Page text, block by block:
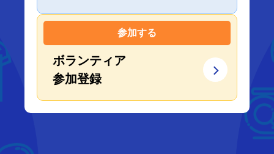
参加する
ボランティア
参加登録